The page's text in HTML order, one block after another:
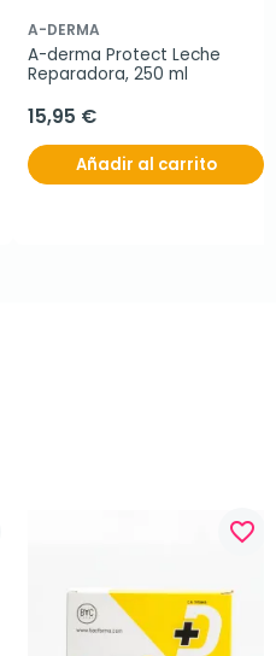
A-DERMA
A-derma Protect Leche
Reparadora, 250 ml
15,95 €
Añadir al carrito
favorite_border